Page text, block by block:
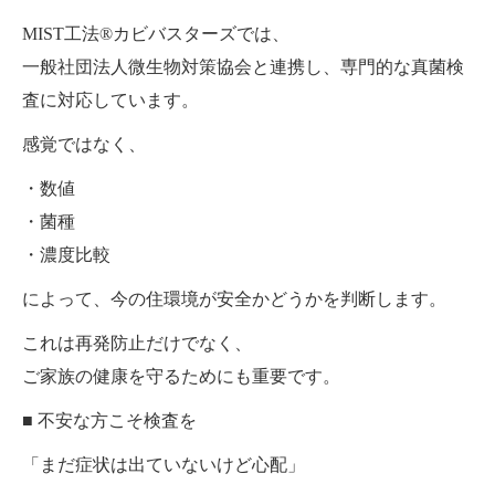
MIST工法®カビバスターズでは、
一般社団法人微生物対策協会と連携し、専門的な真菌検
査に対応しています。
感覚ではなく、
・数値
・菌種
・濃度比較
によって、今の住環境が安全かどうかを判断します。
これは再発防止だけでなく、
ご家族の健康を守るためにも重要です。
■ 不安な方こそ検査を
「まだ症状は出ていないけど心配」